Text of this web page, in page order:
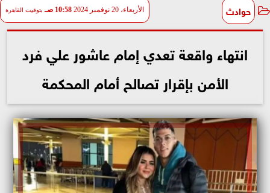
حوادث الأربعاء، 20 نوفمبر 2024 10:58 صـ بتوقيت القاهرة
انتهاء واقعة تعدي إمام عاشور علي فرد
الأمن بإقرار تصالح أمام المحكمة